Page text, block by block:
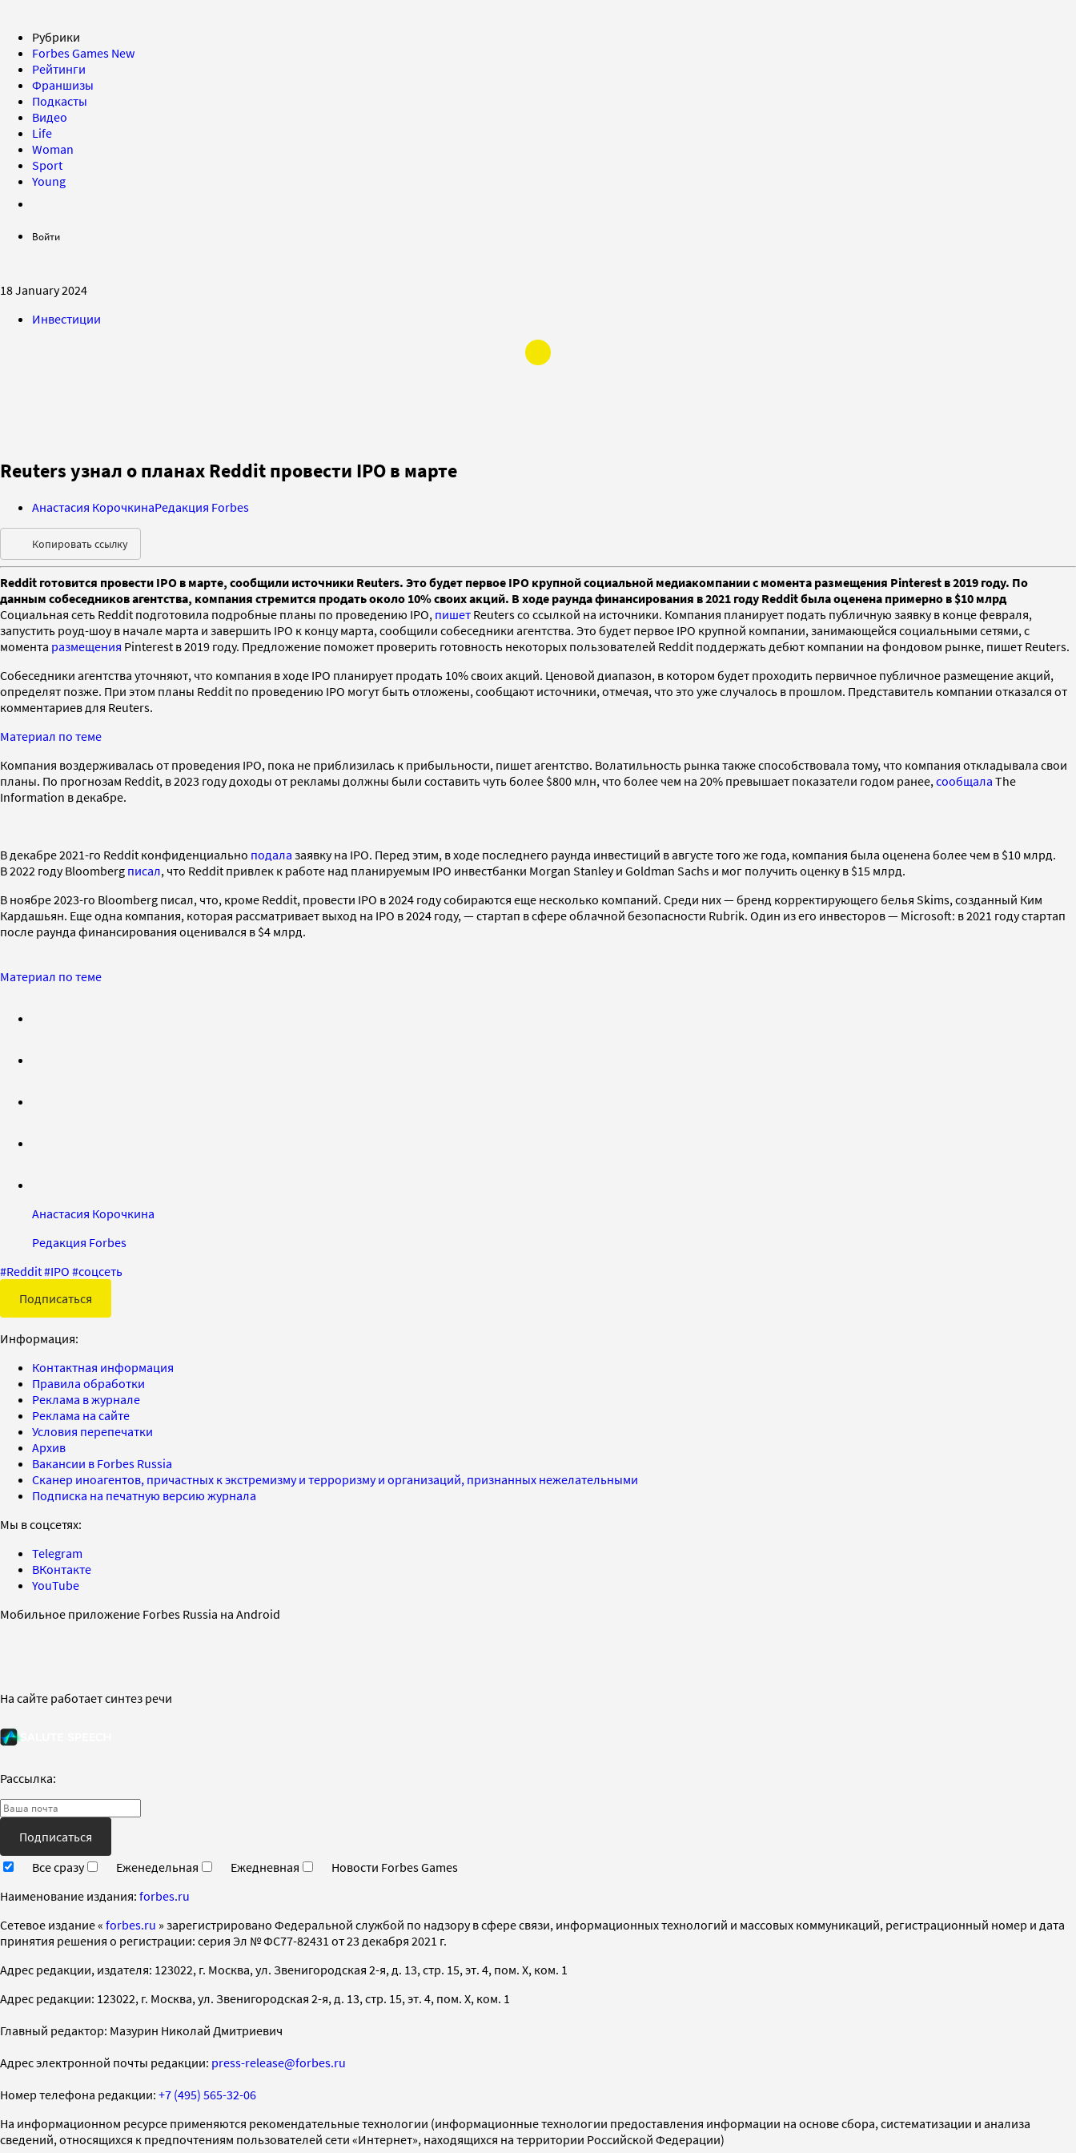
Рубрики
Forbes Games New
Рейтинги
Франшизы
Подкасты
Видео
Life
Woman
Sport
Young
Войти
18 January 2024
Инвестиции
Reuters узнал о планах Reddit провести IPO в марте
Анастасия КорочкинаРедакция Forbes
Копировать ссылку
Reddit готовится провести IPO в марте, сообщили источники Reuters. Это будет первое IPO крупной социальной медиакомпании с момента размещения Pinterest в 2019 году. По
данным собеседников агентства, компания стремится продать около 10% своих акций. В ходе раунда финансирования в 2021 году Reddit была оценена примерно в $10 млрд
Социальная сеть Reddit подготовила подробные планы по проведению IPO, пишет Reuters со ссылкой на источники. Компания планирует подать публичную заявку в конце февраля,
запустить роуд-шоу в начале марта и завершить IPO к концу марта, сообщили собеседники агентства. Это будет первое IPO крупной компании, занимающейся социальными сетями, с
момента размещения Pinterest в 2019 году. Предложение поможет проверить готовность некоторых пользователей Reddit поддержать дебют компании на фондовом рынке, пишет Reuters.
Собеседники агентства уточняют, что компания в ходе IPO планирует продать 10% своих акций. Ценовой диапазон, в котором будет проходить первичное публичное размещение акций,
определят позже. При этом планы Reddit по проведению IPO могут быть отложены, сообщают источники, отмечая, что это уже случалось в прошлом. Представитель компании отказался от
комментариев для Reuters.
Материал по теме
Компания воздерживалась от проведения IPO, пока не приблизилась к прибыльности, пишет агентство. Волатильность рынка также способствовала тому, что компания откладывала свои
планы. По прогнозам Reddit, в 2023 году доходы от рекламы должны были составить чуть более $800 млн, что более чем на 20% превышает показатели годом ранее, сообщала The
Information в декабре.
В декабре 2021-го Reddit конфиденциально подала заявку на IPO. Перед этим, в ходе последнего раунда инвестиций в августе того же года, компания была оценена более чем в $10 млрд.
В 2022 году Bloomberg писал, что Reddit привлек к работе над планируемым IPO инвестбанки Morgan Stanley и Goldman Sachs и мог получить оценку в $15 млрд.
В ноябре 2023-го Bloomberg писал, что, кроме Reddit, провести IPO в 2024 году собираются еще несколько компаний. Среди них — бренд корректирующего белья Skims, созданный Ким
Кардашьян. Еще одна компания, которая рассматривает выход на IPO в 2024 году, — стартап в сфере облачной безопасности Rubrik. Один из его инвесторов — Microsoft: в 2021 году стартап
после раунда финансирования оценивался в $4 млрд.
Материал по теме
Анастасия Корочкина
Редакция Forbes
#Reddit#IPO #соцсеть
Подписаться
Информация:
Контактная информация
Правила обработки
Реклама в журнале
Реклама на сайте
Условия перепечатки
Архив
Вакансии в Forbes Russia
Сканер иноагентов, причастных к экстремизму и терроризму и организаций, признанных нежелательными
Подписка на печатную версию журнала
Мы в соцсетях:
Telegram
ВКонтакте
YouTube
Мобильное приложение Forbes Russia на Android
На сайте работает синтез речи
Рассылка:
Подписаться
Все сразу
Еженедельная Ежедневная
Новости Forbes Games
Наименование издания: forbes.ru
Cетевое издание « forbes.ru » зарегистрировано Федеральной службой по надзору в сфере связи, информационных технологий и массовых коммуникаций, регистрационный номер и дата
принятия решения о регистрации: серия Эл № ФС77-82431 от 23 декабря 2021 г.
Адрес редакции, издателя: 123022, г. Москва, ул. Звенигородская 2-я, д. 13, стр. 15, эт. 4, пом. X, ком. 1
Адрес редакции: 123022, г. Москва, ул. Звенигородская 2-я, д. 13, стр. 15, эт. 4, пом. X, ком. 1
Главный редактор: Мазурин Николай Дмитриевич
Адрес электронной почты редакции: press-release@forbes.ru
Номер телефона редакции: +7 (495) 565-32-06
На информационном ресурсе применяются рекомендательные технологии (информационные технологии предоставления информации на основе сбора, систематизации и анализа
сведений, относящихся к предпочтениям пользователей сети «Интернет», находящихся на территории Российской Федерации)